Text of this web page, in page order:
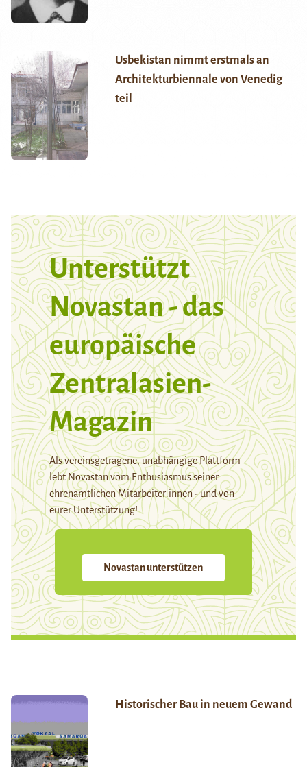
Usbekistan nimmt erstmals an
Architekturbiennale von Venedig
teil
Unterstützt
Novastan - das
europäische
Zentralasien-
Magazin
Als vereinsgetragene, unabhängige Plattform
lebt Novastan vom Enthusiasmus seiner
ehrenamtlichen Mitarbeiter:innen - und von
eurer Unterstützung!
Novastan unterstützen
Historischer Bau in neuem Gewand